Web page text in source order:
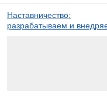
Наставничество:
разрабатываем и